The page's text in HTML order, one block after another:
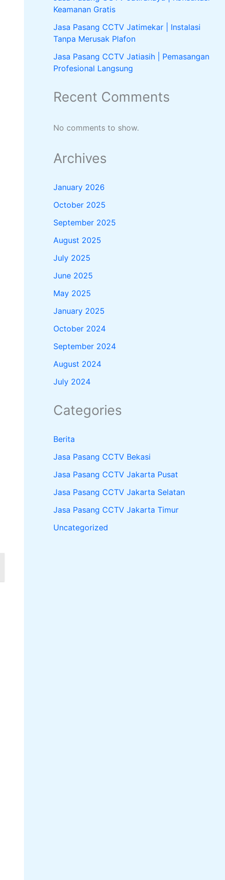
Keamanan Gratis
Jasa Pasang CCTV Jatimekar | Instalasi
Tanpa Merusak Plafon
Jasa Pasang CCTV Jatiasih | Pemasangan
Profesional Langsung
Recent Comments
No comments to show.
Archives
January 2026
October 2025
September 2025
August 2025
July 2025
June 2025
May 2025
January 2025
October 2024
September 2024
August 2024
July 2024
Categories
Berita
Jasa Pasang CCTV Bekasi
Jasa Pasang CCTV Jakarta Pusat
Jasa Pasang CCTV Jakarta Selatan
Jasa Pasang CCTV Jakarta Timur
Uncategorized